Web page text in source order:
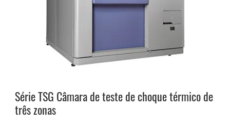
Série TSG Câmara de teste de choque térmico de
três zonas